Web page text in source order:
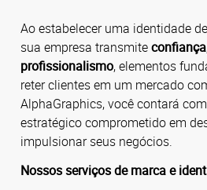
Ao estabelecer uma identidade
sua empresa transmiteconfiança
profissionalismo, elementos
reter clientes em um mercado
AlphaGraphics, você contará
estratégico comprometido em
impulsionar seus negócios.
Nossos serviços de marca e